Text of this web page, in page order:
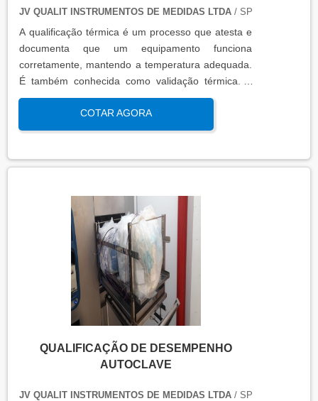
JV QUALIT INSTRUMENTOS DE MEDIDAS LTDA/ SP
A qualificação térmica é um processo que atesta e
documenta que um equipamento funciona
corretamente, mantendo a temperatura adequada.
É também conhecida como validação térmica. A
qualificação térmica é importante para garantir a
qualidade e eficiência de equipamentos que
precisam de controle de temperatura. É aplicada a
produtos, como autoclaves, estufas, câmaras frias,
qualificação térmica é apresentado em um relatório
técnico que contém informações como gráficos,
certificados de calibração e a conclusão das
condições funcionais.
COTAR AGORA
QUALIFICAÇÃO DE DESEMPENHO
AUTOCLAVE
JV QUALIT INSTRUMENTOS DE MEDIDAS LTDA/ SP